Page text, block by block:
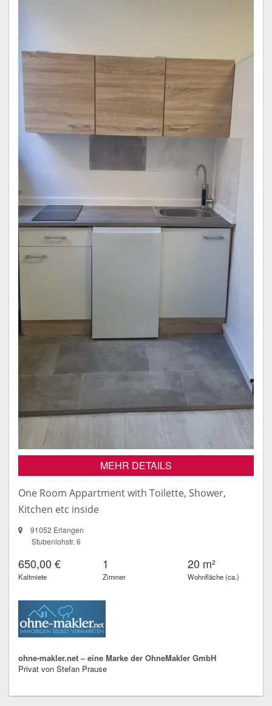
MEHR DETAILS
One Room Appartment with Toilette, Shower,
Kitchen etc inside
91052 Erlangen
Stubenlohstr. 6
650,00 €
Kaltmiete
1
Zimmer
20 m²
Wohnfläche (ca.)
ohne-makler.net – eine Marke der OhneMakler GmbH
Privat von Stefan Prause